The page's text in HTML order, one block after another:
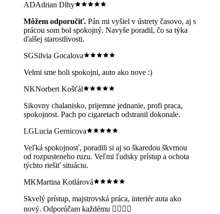
ADAdrian Dlhy
Môžem odporučiť. Pán mi vyšiel v ústrety časovo, aj s
prácou som bol spokojný. Navyše poradil, čo sa týka
ďalšej starostlivosti.
SGSilvia Gocalova
Velmi sme boli spokojni, auto ako nove :)
NKNorbert Košťál
Sikovny chalanisko, prijemne jednanie, profi praca,
spokojnost. Pach po cigaretach odstranil dokonale.
LGLucia Gernicova
Veľká spokojnosť, poradili si aj so škaredou škvrnou
od rozpusteneho ruzu. Veľmi ľudsky prístup a ochota
týchto riešiť situáciu.
MKMartina Kotlárová
Skvelý prístup, majstrovská práca, interiér auta ako
nový. Odporúčam každému 👌🏻👍🏻